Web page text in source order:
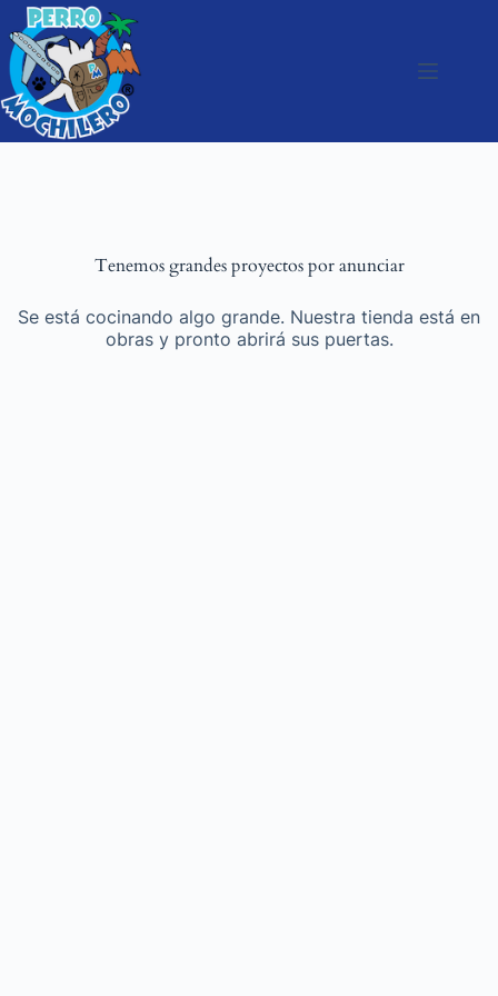
Tenemos grandes proyectos por anunciar
Se está cocinando algo grande. Nuestra tienda está en
obras y pronto abrirá sus puertas.